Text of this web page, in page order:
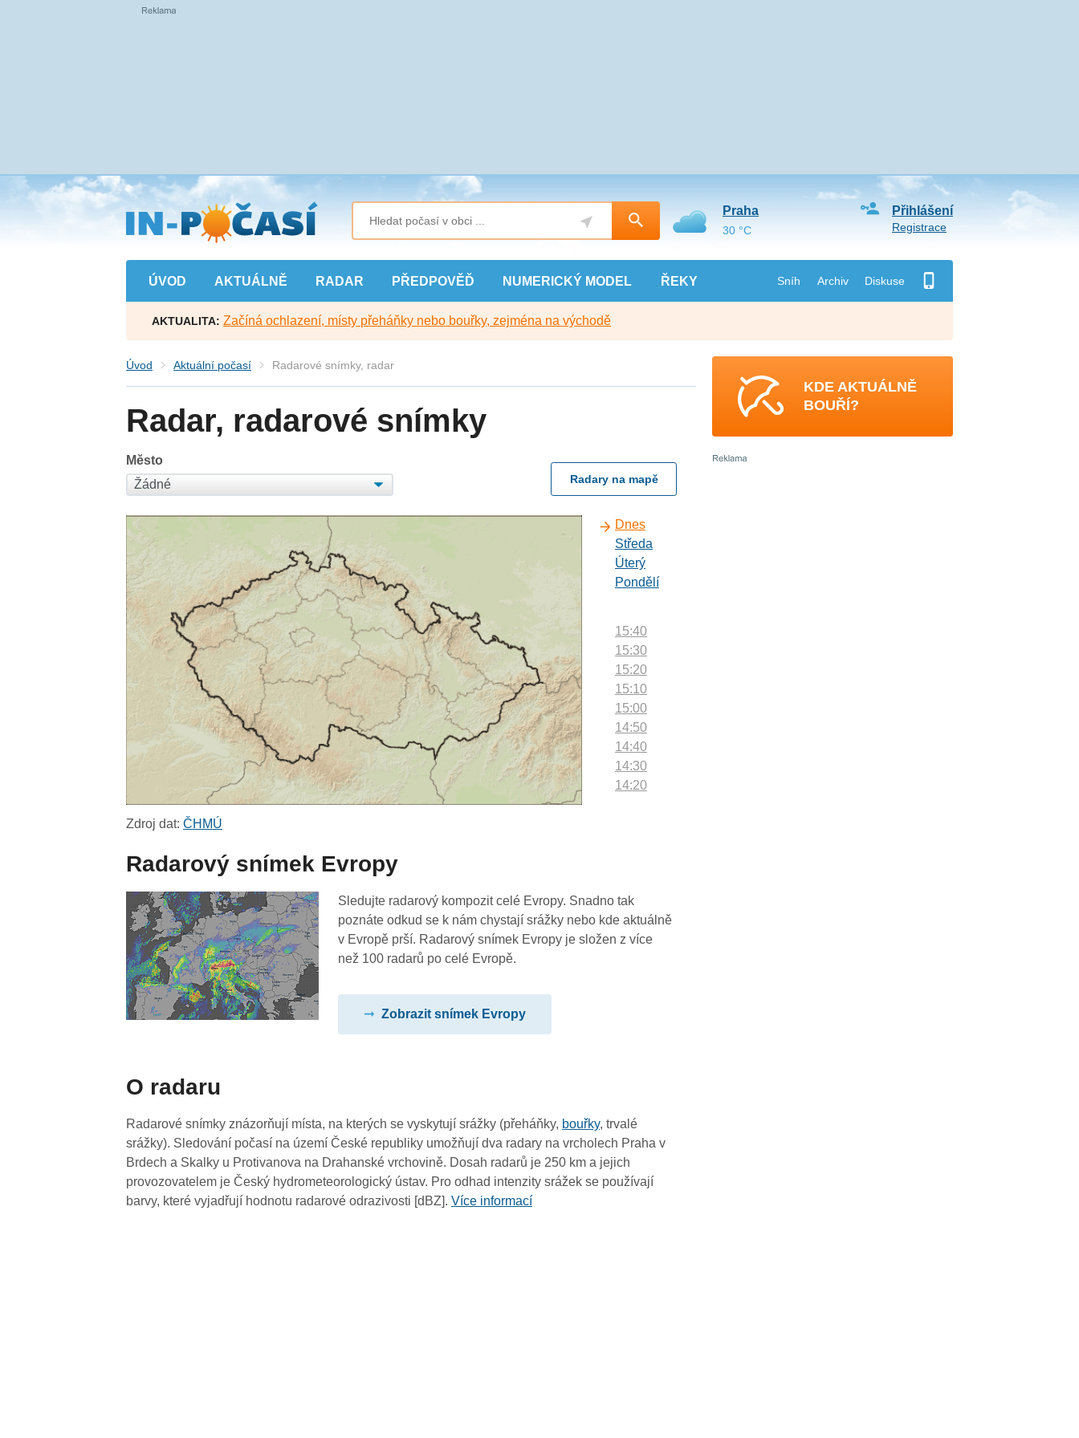
Přejít
na
hlavní
obsah
ÚVOD AKTUÁLNĚ RADAR PŘEDPOVĚĎ NUMERICKÝ MODEL ŘEKY Sníh Archiv Diskuse
Přihlášení
Registrace
Praha
30 °C
AKTUALITA: Začíná ochlazení, místy přeháňky nebo bouřky, zejména na východě
Úvod Aktuální počasí Radarové snímky, radar
Radar, radarové snímky
Město
Radary na mapě
Dnes
Středa
Úterý
Pondělí
15:40
15:30
15:20
15:10
15:00
14:50
14:40
14:30
14:20
13:20
13:10
13:00
11:20
11:10
11:00
10:50
Zdroj dat:ČHMÚ
Radarový snímek Evropy
Sledujte radarový kompozit celé Evropy. Snadno tak
poznáte odkud se k nám chystají srážky nebo kde aktuálně
v Evropě prší. Radarový snímek Evropy je složen z více
než 100 radarů po celé Evropě.
Zobrazit snímek Evropy
O radaru
Radarové snímky znázorňují místa, na kterých se vyskytují srážky (přeháňky, bouřky, trvalé
srážky). Sledování počasí na území České republiky umožňují dva radary na vrcholech Praha v
Brdech a Skalky u Protivanova na Drahanské vrchovině. Dosah radarů je 250 km a jejich
provozovatelem je Český hydrometeorologický ústav. Pro odhad intenzity srážek se používají
barvy, které vyjadřují hodnotu radarové odrazivosti [dBZ].Více informací
KDE AKTUÁLNĚ
BOUŘÍ?